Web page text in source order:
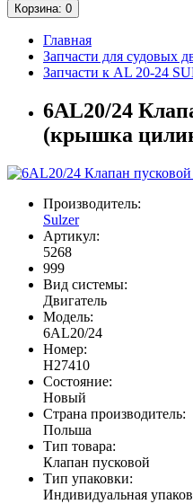
Корзина: 0
Главная
Запчасти для судовых
Запчасти к AL 20-24
6AL20/24
(крышка
Производитель:
Sulzer
Артикул:
5268
999
Вид системы:
Двигатель
Модель:
6AL20/24
Номер:
H27410
Состояние:
Новый
Страна производитель:
Польша
Тип товара:
Клапан пусковой
Тип упаковки:
Индивидуальная